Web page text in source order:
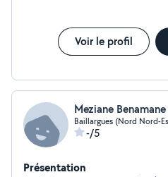
Voir le profil
Meziane Benamane
Baillargues (Nord Nord-
-/5
Présentation